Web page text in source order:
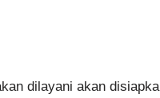
dilayani akan